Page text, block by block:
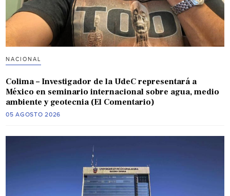
NACIONAL
Colima – Investigador de la UdeC representará a
México en seminario internacional sobre agua, medio
ambiente y geotecnia (El Comentario)
05 AGOSTO 2026